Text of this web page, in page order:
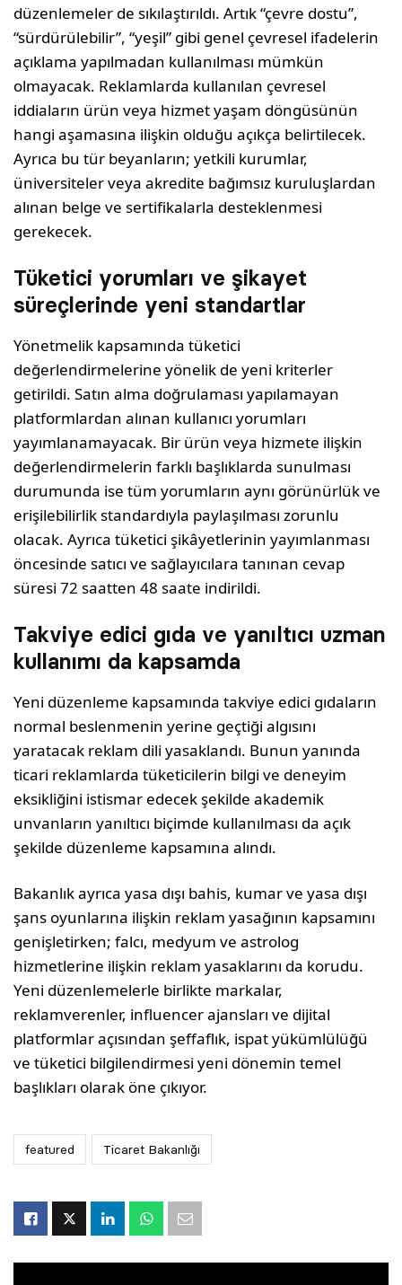
düzenlemeler de sıkılaştırıldı. Artık “çevre dostu”,
“sürdürülebilir”, “yeşil” gibi genel çevresel ifadelerin
açıklama yapılmadan kullanılması mümkün
olmayacak. Reklamlarda kullanılan çevresel
iddiaların ürün veya hizmet yaşam döngüsünün
hangi aşamasına ilişkin olduğu açıkça belirtilecek.
Ayrıca bu tür beyanların; yetkili kurumlar,
üniversiteler veya akredite bağımsız kuruluşlardan
alınan belge ve sertifikalarla desteklenmesi
gerekecek.
Tüketici yorumları ve şikayet
süreçlerinde yeni standartlar
Yönetmelik kapsamında tüketici
değerlendirmelerine yönelik de yeni kriterler
getirildi. Satın alma doğrulaması yapılamayan
platformlardan alınan kullanıcı yorumları
yayımlanamayacak. Bir ürün veya hizmete ilişkin
değerlendirmelerin farklı başlıklarda sunulması
durumunda ise tüm yorumların aynı görünürlük ve
erişilebilirlik standardıyla paylaşılması zorunlu
olacak. Ayrıca tüketici şikâyetlerinin yayımlanması
öncesinde satıcı ve sağlayıcılara tanınan cevap
süresi 72 saatten 48 saate indirildi.
Takviye edici gıda ve yanıltıcı uzman
kullanımı da kapsamda
Yeni düzenleme kapsamında takviye edici gıdaların
normal beslenmenin yerine geçtiği algısını
yaratacak reklam dili yasaklandı. Bunun yanında
ticari reklamlarda tüketicilerin bilgi ve deneyim
eksikliğini istismar edecek şekilde akademik
unvanların yanıltıcı biçimde kullanılması da açık
şekilde düzenleme kapsamına alındı.
Bakanlık ayrıca yasa dışı bahis, kumar ve yasa dışı
şans oyunlarına ilişkin reklam yasağının kapsamını
genişletirken; falcı, medyum ve astrolog
hizmetlerine ilişkin reklam yasaklarını da korudu.
Yeni düzenlemelerle birlikte markalar,
reklamverenler, influencer ajansları ve dijital
platformlar açısından şeffaflık, ispat yükümlülüğü
ve tüketici bilgilendirmesi yeni dönemin temel
başlıkları olarak öne çıkıyor.
featured Ticaret Bakanlığı